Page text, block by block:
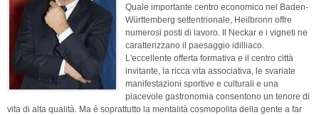
Quale importante centro economico nel Baden-
Württemberg settentrionale, Heilbronn offre
numerosi posti di lavoro. Il Neckar e i vigneti ne
caratterizzano il paesaggio idilliaco.
L'eccellente offerta formativa e il centro città
invitante, la ricca vita associativa, le svariate
manifestazioni sportive e culturali e una
piacevole gastronomia consentono un tenore di
vita di alta qualità. Ma è soprattutto la mentalità cosmopolita della gente a far